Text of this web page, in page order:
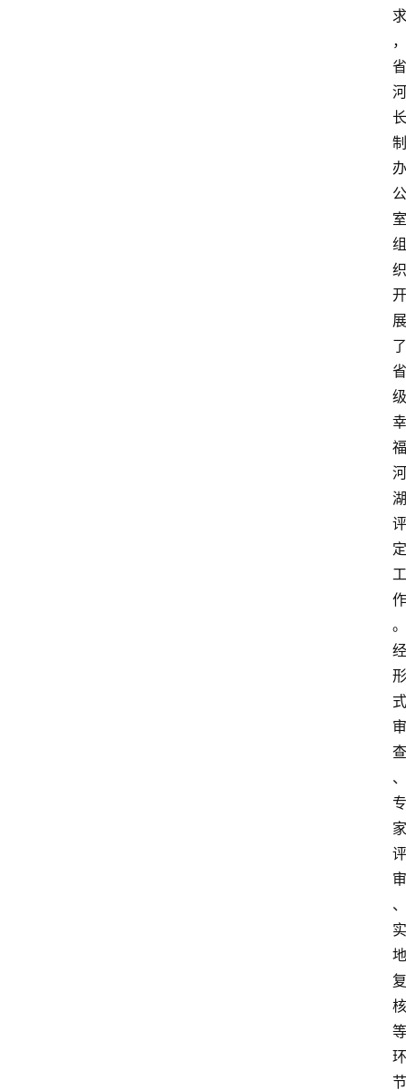
求
，
省
河
长
制
办
公
室
组
织
开
展
了
省
级
幸
福
河
湖
评
定
工
作
。
经
形
式
审
查
、
专
家
评
审
、
实
地
复
核
等
环
节